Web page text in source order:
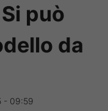
può
da
- 09:59